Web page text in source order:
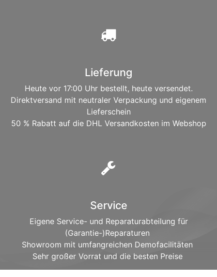
Lieferung
Heute vor 17:00 Uhr bestellt, heute versendet.
Direktversand mit neutraler Verpackung und eigenem
Lieferschein
50 % Rabatt auf die DHL Versandkosten im Webshop
Service
Eigene Service- und Reparaturabteilung für
(Garantie-)Reparaturen
Showroom mit umfangreichen Demofacilitäten
Sehr großer Vorrat und die besten Preise